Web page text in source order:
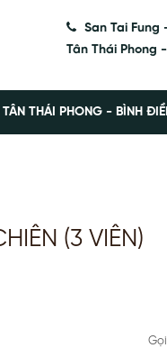
San Tai Fung
Tân Thái Phong
TÂN THÁI PHONG - BÌNH
(3 VIÊN)